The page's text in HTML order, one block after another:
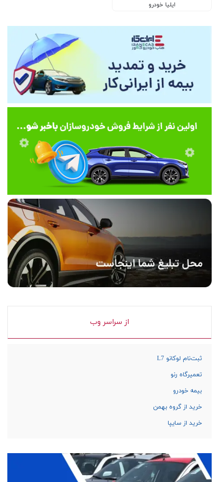
ایلیا خودرو
از سراسر وب
ثبت‌نام لوکانو L7
تعمیرگاه رنو
بیمه خودرو
خرید از گروه بهمن
خرید از سایپا